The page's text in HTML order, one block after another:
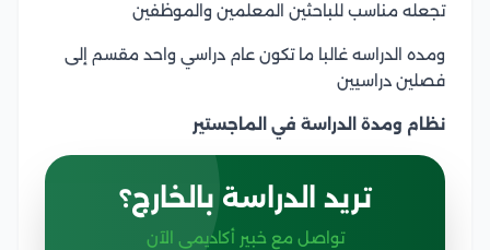
تجعله مناسب للباحثين المعلمين والموظفين
ومده الدراسه غالبا ما تكون عام دراسي واحد مقسم إلى
فصلين دراسيين
نظام ومدة الدراسة في الماجستير
تريد الدراسة بالخارج؟
تواصل مع خبير أكاديمي الآن